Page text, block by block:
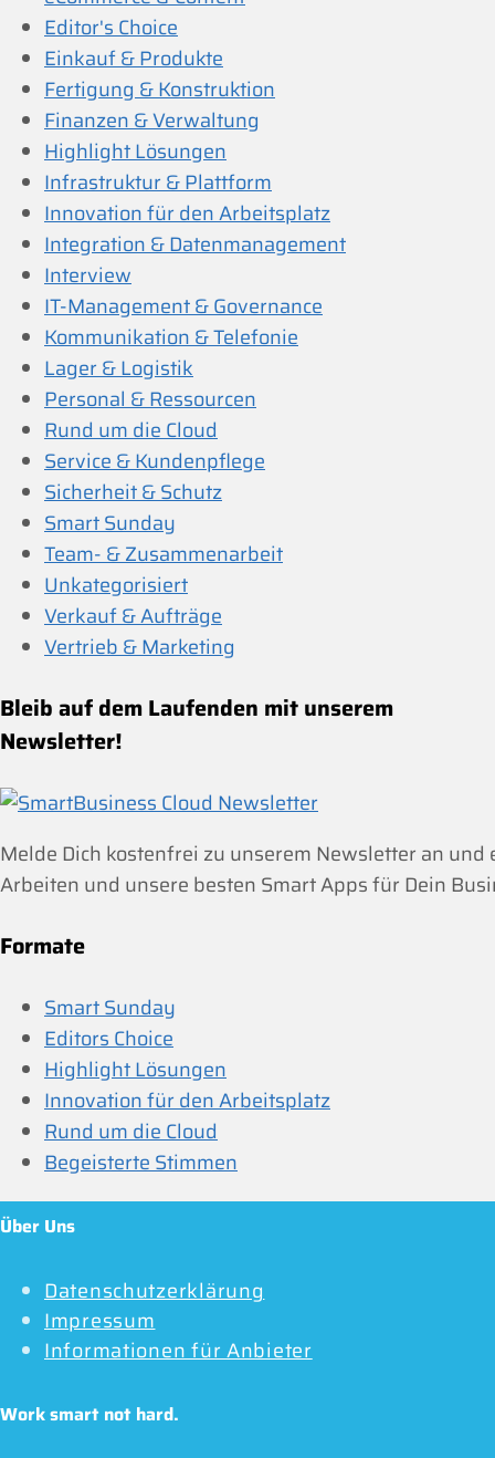
Editor's Choice
Einkauf & Produkte
Fertigung & Konstruktion
Finanzen & Verwaltung
Highlight Lösungen
Infrastruktur & Plattform
Innovation für den Arbeitsplatz
Integration & Datenmanagement
Interview
IT-Management & Governance
Kommunikation & Telefonie
Lager & Logistik
Personal & Ressourcen
Rund um die Cloud
Service & Kundenpflege
Sicherheit & Schutz
Smart Sunday
Team- & Zusammenarbeit
Unkategorisiert
Verkauf & Aufträge
Vertrieb & Marketing
Bleib auf dem Laufenden mit unserem
Newsletter!
Melde Dich kostenfrei zu unserem Newsletter an
Arbeiten und unsere besten Smart Apps für Dein
Formate
Smart Sunday
Editors Choice
Highlight Lösungen
Innovation für den Arbeitsplatz
Rund um die Cloud
Begeisterte Stimmen
Über Uns
Datenschutzerklärung
Impressum
Informationen für Anbieter
Work smart not hard.